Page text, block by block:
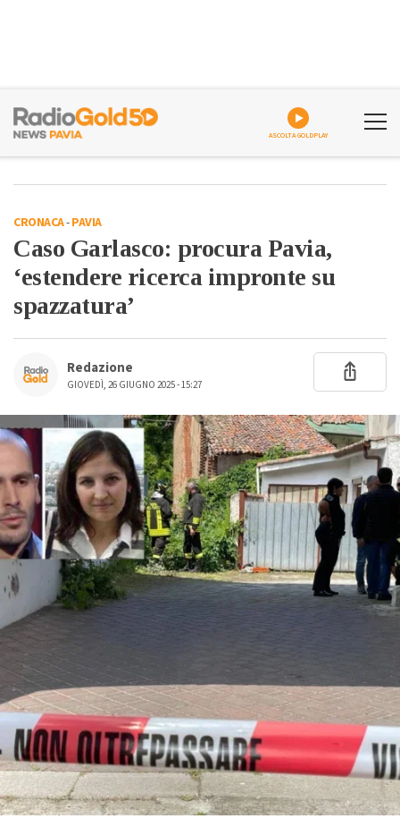
ASCOLTA GOLDPLAY
CRONACA-PAVIA
Caso Garlasco: procura Pavia,
‘estendere ricerca impronte su
spazzatura’
Redazione
GIOVEDÌ, 26 GIUGNO 2025 - 15:27